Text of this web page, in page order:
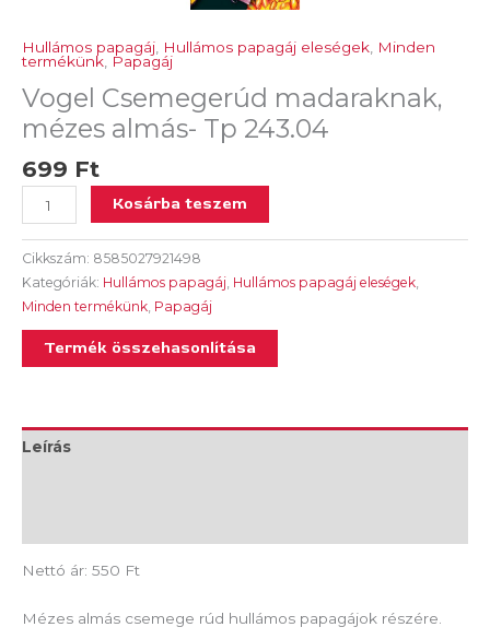
Hullámos papagáj Hullámos papagáj eleségek Minden
termékünk Papagáj
Vogel Csemegerúd madaraknak,
mézes almás- Tp 243.04
699 Ft
Kosárba teszem
Cikkszám: 8585027921498
Kategóriák: Hullámos papagáj, Hullámos papagáj eleségek,
Minden termékünk, Papagáj
Termék összehasonlítása
Leírás
Nettó ár: 550 Ft
Mézes almás csemege rúd hullámos papagájok részére.